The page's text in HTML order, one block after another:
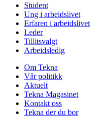
Student
Ung i arbeidslivet
Erfaren i arbeidslivet
Leder
Tillitsvalgt
Arbeidsledig
Om Tekna
Vår politikk
Aktuelt
Tekna Magasinet
Kontakt oss
Tekna der du bor